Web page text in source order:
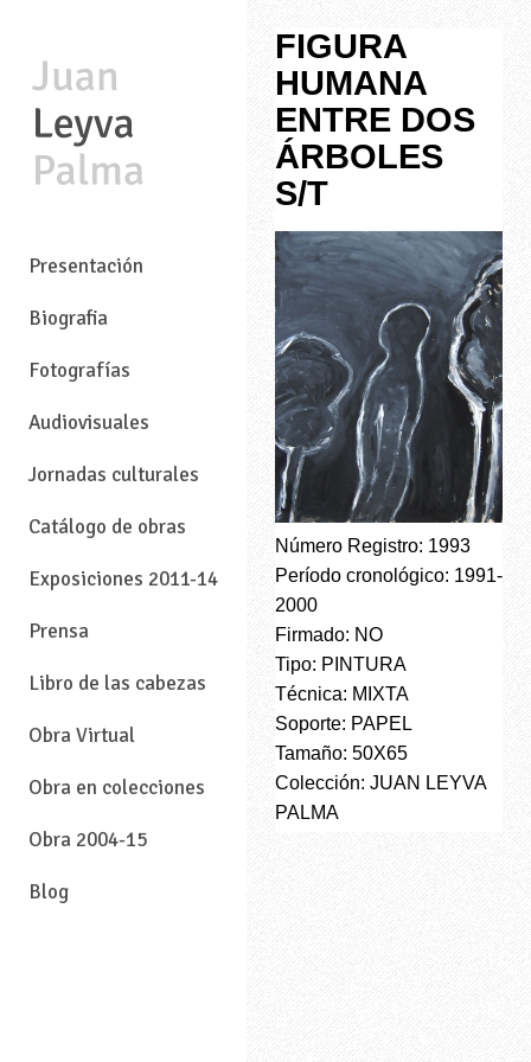
Presentación
Biografia
Fotografías
Audiovisuales
Jornadas culturales
Catálogo de obras
Exposiciones 2011-14
Prensa
Libro de las cabezas
Obra Virtual
Obra en colecciones
Obra 2004-15
Blog
FIGURA
HUMANA
ENTRE DOS
ÁRBOLES
S/T
Número Registro: 1993
Período cronológico: 1991-
2000
Firmado: NO
Tipo: PINTURA
Técnica: MIXTA
Soporte: PAPEL
Tamaño: 50X65
Colección: JUAN LEYVA
PALMA